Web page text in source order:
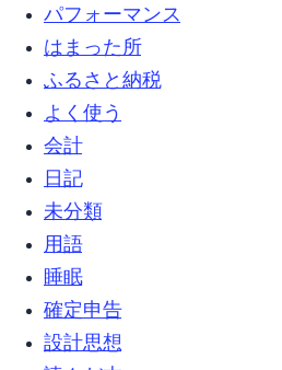
パフォーマンス (1)
はまった所 (12)
ふるさと納税 (4)
よく使う (1)
会計 (1)
日記 (13)
未分類 (63)
用語 (2)
睡眠 (1)
確定申告 (1)
設計思想 (5)